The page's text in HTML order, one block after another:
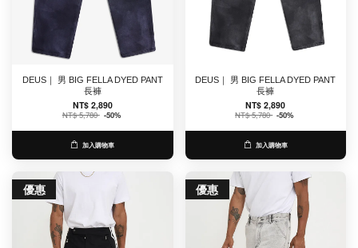
DEUS｜ 男 BIG FELLA DYED PANT
長褲
NT$ 2,890
NT$ 5,780 -50%
加入購物車
DEUS｜ 男 BIG FELLA DYED PANT
長褲
NT$ 2,890
NT$ 5,780 -50%
加入購物車
優惠 優惠